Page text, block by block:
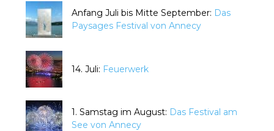
Anfang Juli bis Mitte September: Das
Paysages Festival von Annecy
14. Juli: Feuerwerk
1. Samstag im August: Das Festival am
See von Annecy